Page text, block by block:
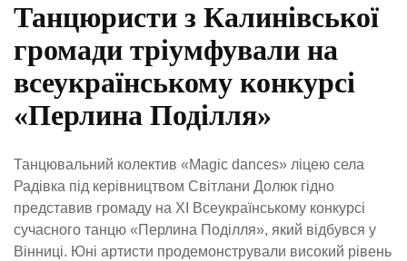
Танцюристи з Калинівської
громади тріумфували на
всеукраїнському конкурсі
«Перлина Поділля»
Танцювальний колектив «Magic dances» ліцею села
Радівка під керівництвом Світлани Долюк гідно
представив громаду на ХІ Всеукраїнському конкурсі
сучасного танцю «Перлина Поділля», який відбувся у
Вінниці. Юні артисти продемонстрували високий рівень